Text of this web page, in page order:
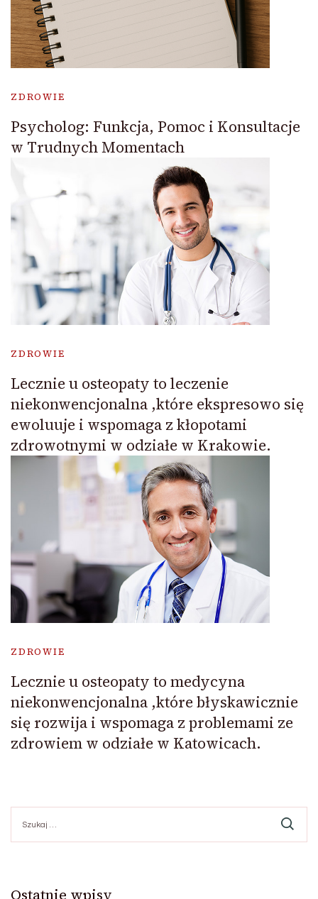
ZDROWIE
Psycholog: Funkcja, Pomoc i Konsultacje
w Trudnych Momentach
ZDROWIE
Lecznie u osteopaty to leczenie
niekonwencjonalna ,które ekspresowo się
ewoluuje i wspomaga z kłopotami
zdrowotnymi w odziałe w Krakowie.
ZDROWIE
Lecznie u osteopaty to medycyna
niekonwencjonalna ,które błyskawicznie
się rozwija i wspomaga z problemami ze
zdrowiem w odziałe w Katowicach.
Ostatnie wpisy